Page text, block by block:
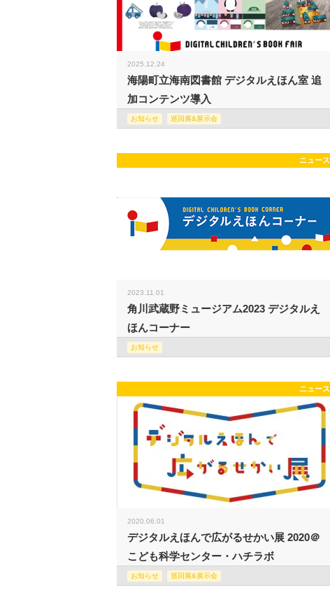
2025.12.24
海陽町立海南図書館 デジタルえほん室 追
加コンテンツ導入
お知らせ 巡回展&展示会
ニュース
2023.11.01
角川武蔵野ミュージアム2023 デジタルえ
ほんコーナー
お知らせ
ニュース
2020.06.01
デジタルえほんで広がるせかい展 2020＠
こども科学センター・ハチラボ
お知らせ 巡回展&展示会